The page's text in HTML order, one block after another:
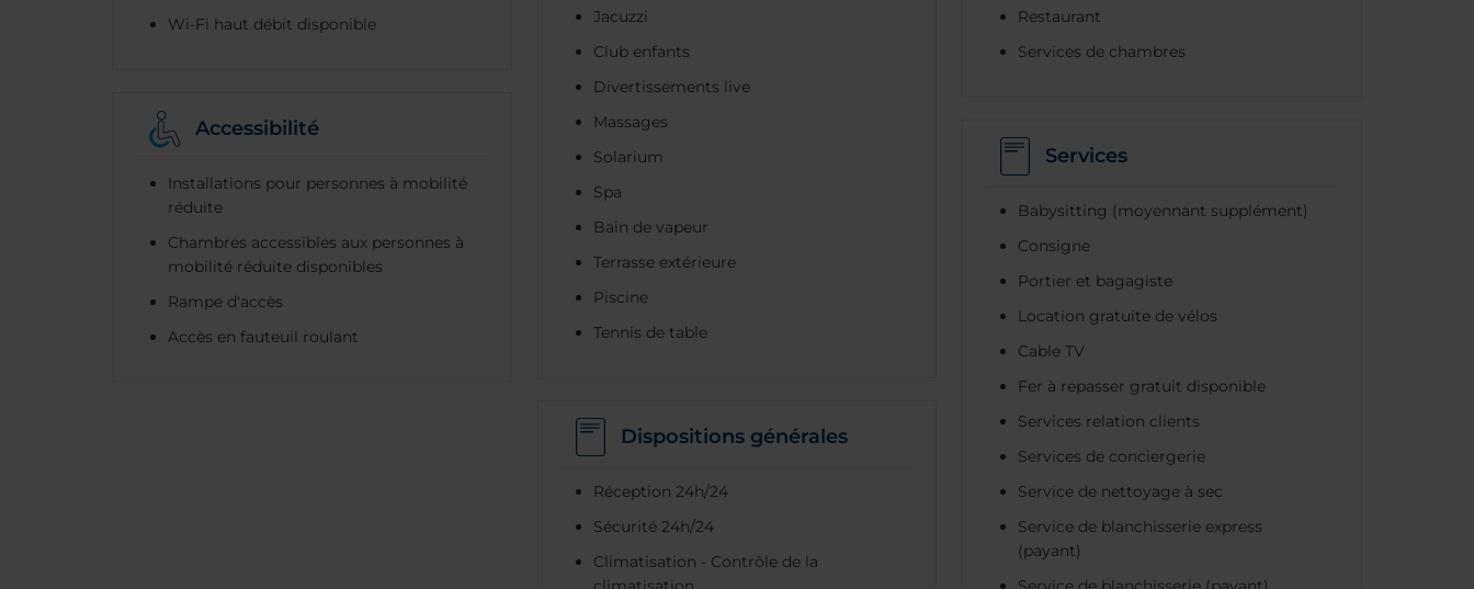
Jacuzzi
Club enfants
Divertissements live
Massages
Solarium
Spa
Bain de vapeur
Terrasse extérieure
Piscine
Tennis de table
Restaurant
Services de chambres
Wi-Fi haut débit disponible
Accessibilité
Installations pour personnes à mobilité
réduite
Chambres accessibles aux personnes à
mobilité réduite disponibles
Rampe d'accès
Accès en fauteuil roulant
Services
Babysitting (moyennant supplément)
Consigne
Portier et bagagiste
Location gratuite de vélos
Cable TV
Fer à repasser gratuit disponible
Services relation clients
Services de conciergerie
Service de nettoyage à sec
Service de blanchisserie express
(payant)
Dispositions générales
Réception 24h/24
Sécurité 24h/24
Climatisation - Contrôle de la